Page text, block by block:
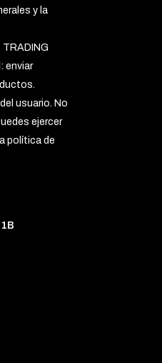
y la
enviar
usuario. No
ejercer
política de